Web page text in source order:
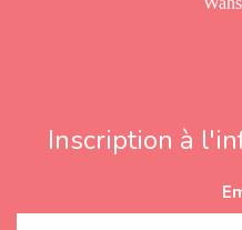
Inscription à